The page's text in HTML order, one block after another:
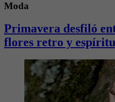
Moda
Primavera desfiló
flores retro y